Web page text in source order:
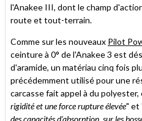
l'Anakee III, dont le champ
route et tout-terrain.
Comme sur les nouveaux Pilot
ceinture à 0° de l'Anakee 3 est
d'aramide, un matériau cinq fois
précédemment utilisé pour une
carcasse fait appel à du
rigidité et une force rupture élevée" et
des capacités d’absorption, sur les